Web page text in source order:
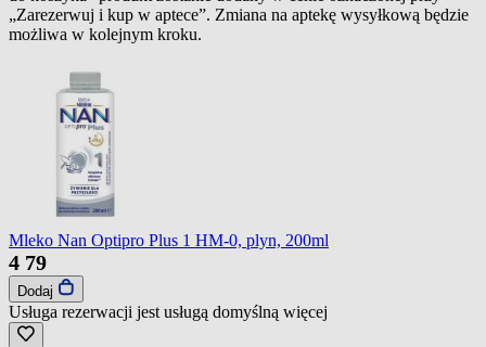
„Zarezerwuj i kup w aptece”. Zmiana na aptekę wysyłkową będzie
możliwa w kolejnym kroku.
Mleko Nan Optipro Plus 1 HM-0, plyn, 200ml
4 79
Dodaj
Usługa rezerwacji jest usługą domyślną więcej